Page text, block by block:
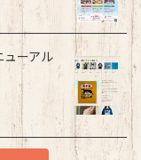
ューアル